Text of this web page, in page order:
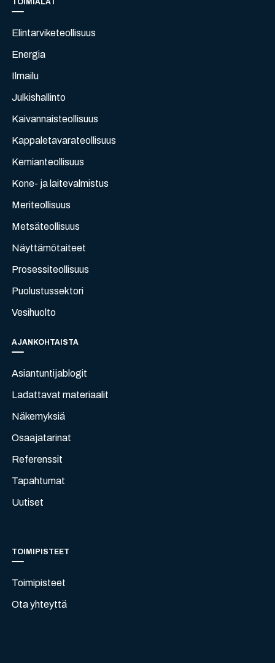
TOIMIALAT
Elintarviketeollisuus
Energia
Ilmailu
Julkishallinto
Kaivannaisteollisuus
Kappaletavarateollisuus
Kemianteollisuus
Kone- ja laitevalmistus
Meriteollisuus
Metsäteollisuus
Näyttämötaiteet
Prosessiteollisuus
Puolustussektori
Vesihuolto
AJANKOHTAISTA
Asiantuntijablogit
Ladattavat materiaalit
Näkemyksiä
Osaajatarinat
Referenssit
Tapahtumat
Uutiset
TOIMIPISTEET
Toimipisteet
Ota yhteyttä